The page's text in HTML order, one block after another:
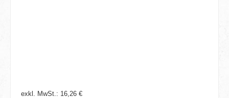
exkl. MwSt.: 16,26 €